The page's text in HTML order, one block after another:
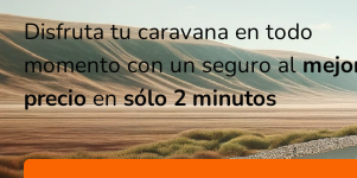
Disfruta tu caravana en todo
momento con un seguro al
precioensólo 2 minutos